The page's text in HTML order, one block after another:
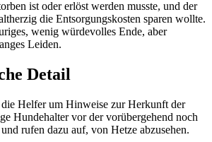
ist oder erlöst werden musste, und der
die Entsorgungskosten sparen wollte.
wenig würdevolles Ende, aber
Leiden.
Detail
Helfer um Hinweise zur Herkunft der
Hundehalter vor der vorübergehend noch
rufen dazu auf, von Hetze abzusehen.